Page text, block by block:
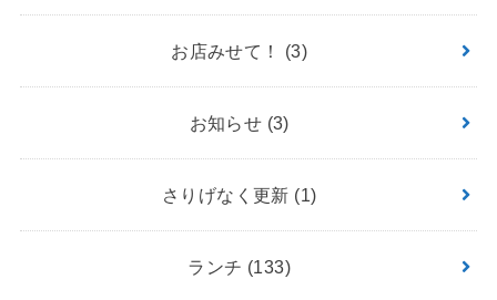
お店みせて！ (3)
お知らせ (3)
さりげなく更新 (1)
ランチ (133)